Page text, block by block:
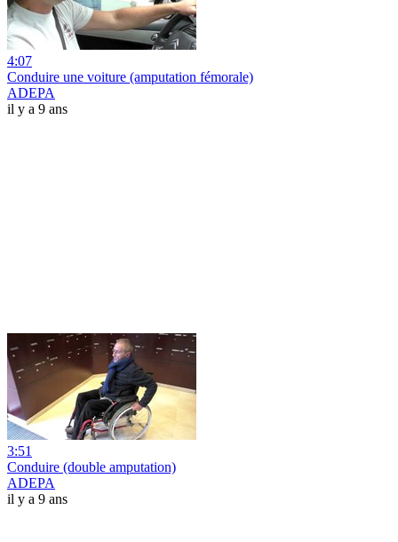
4:07
Conduire une voiture (amputation fémorale)
ADEPA
il y a 9 ans
3:51
Conduire (double amputation)
ADEPA
il y a 9 ans